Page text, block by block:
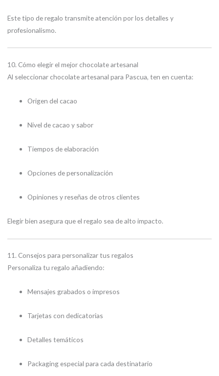
Este tipo de regalo transmite atención por los detalles y
profesionalismo.
10. Cómo elegir el mejor chocolate artesanal
Al seleccionar chocolate artesanal para Pascua, ten en cuenta:
Origen del cacao
Nivel de cacao y sabor
Tiempos de elaboración
Opciones de personalización
Opiniones y reseñas de otros clientes
Elegir bien asegura que el regalo sea de alto impacto.
11. Consejos para personalizar tus regalos
Personaliza tu regalo añadiendo:
Mensajes grabados o impresos
Tarjetas con dedicatorias
Detalles temáticos
Packaging especial para cada destinatario